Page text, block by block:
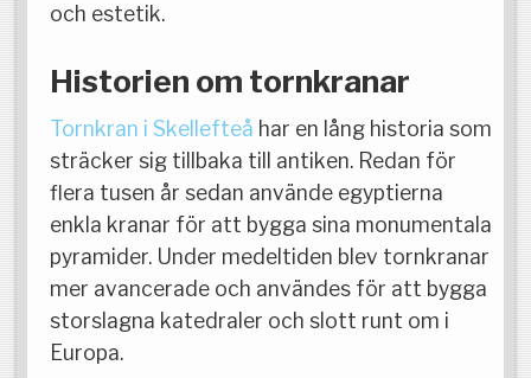
och estetik.
Historien om tornkranar
Tornkran i Skellefteå har en lång historia som
sträcker sig tillbaka till antiken. Redan för
flera tusen år sedan använde egyptierna
enkla kranar för att bygga sina monumentala
pyramider. Under medeltiden blev tornkranar
mer avancerade och användes för att bygga
storslagna katedraler och slott runt om i
Europa.